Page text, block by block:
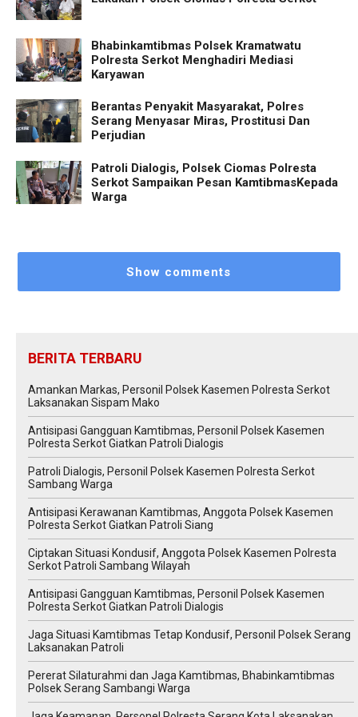
Bhabinkamtibmas Polsek Kramatwatu
Polresta Serkot Menghadiri Mediasi
Karyawan
Berantas Penyakit Masyarakat, Polres
Serang Menyasar Miras, Prostitusi Dan
Perjudian
Patroli Dialogis, Polsek Ciomas Polresta
Serkot Sampaikan Pesan KamtibmasKepada
Warga
Show comments
BERITA TERBARU
Amankan Markas, Personil Polsek Kasemen Polresta Serkot
Laksanakan Sispam Mako
Antisipasi Gangguan Kamtibmas, Personil Polsek Kasemen
Polresta Serkot Giatkan Patroli Dialogis
Patroli Dialogis, Personil Polsek Kasemen Polresta Serkot
Sambang Warga
Antisipasi Kerawanan Kamtibmas, Anggota Polsek Kasemen
Polresta Serkot Giatkan Patroli Siang
Ciptakan Situasi Kondusif, Anggota Polsek Kasemen Polresta
Serkot Patroli Sambang Wilayah
Antisipasi Gangguan Kamtibmas, Personil Polsek Kasemen
Polresta Serkot Giatkan Patroli Dialogis
Jaga Situasi Kamtibmas Tetap Kondusif, Personil Polsek Serang
Laksanakan Patroli
Pererat Silaturahmi dan Jaga Kamtibmas, Bhabinkamtibmas
Polsek Serang Sambangi Warga